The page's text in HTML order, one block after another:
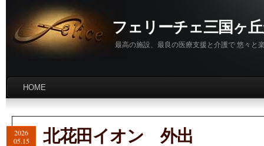
フェリーチェ三国ヶ
最高の施設、最良の医療支援と介護で 悠々と
HOME
2026
05.15
北花田イオン 外出